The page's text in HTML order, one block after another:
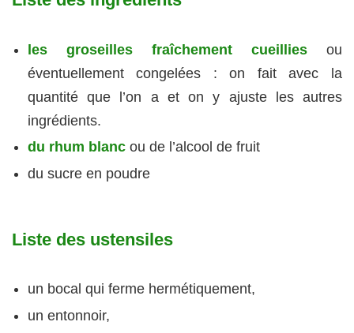
les groseilles fraîchement cueilliesou
éventuellement congelées : on fait avec la
quantité que l’on a et on y ajuste les autres
ingrédients.
du rhum blancou de l’alcool de fruit
du sucre en poudre
Liste des ustensiles
un bocal qui ferme hermétiquement,
un entonnoir,